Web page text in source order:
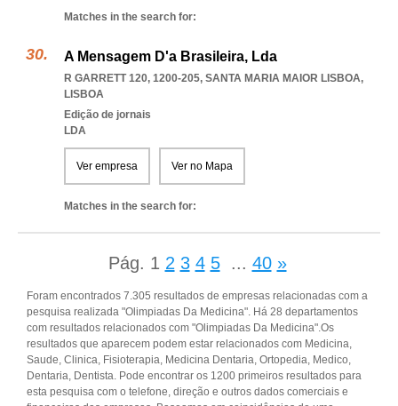
Matches in the search for:
A Mensagem D'a Brasileira, Lda
R GARRETT 120, 1200-205, SANTA MARIA MAIOR LISBOA,
LISBOA
Edição de jornais
LDA
Ver empresa Ver no Mapa
Matches in the search for:
Pág. 1 2 3 4 5 ... 40 »
Foram encontrados 7.305 resultados de empresas relacionadas com a
pesquisa realizada "Olimpiadas Da Medicina". Há 28 departamentos
com resultados relacionados com "Olimpiadas Da Medicina".Os
resultados que aparecem podem estar relacionados com Medicina,
Saude, Clinica, Fisioterapia, Medicina Dentaria, Ortopedia, Medico,
Dentaria, Dentista. Pode encontrar os 1200 primeiros resultados para
esta pesquisa com o telefone, direção e outros dados comerciais e